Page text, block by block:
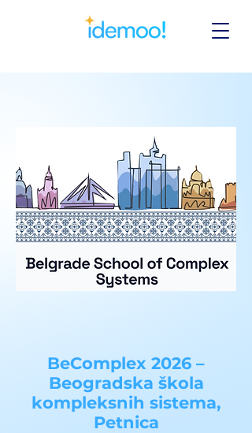
BeComplex 2026 –
Beogradska škola
kompleksnih sistema,
Petnica